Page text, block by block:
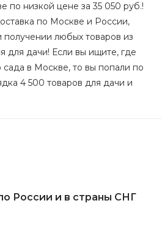
по низкой цене за 35 050 руб.!
по Москве и России,
получении любых товаров из
для дачи! Если вы ищите, где
сада в Москве, то вы попали по
4 500 товаров для дачи и
России и в страны СНГ